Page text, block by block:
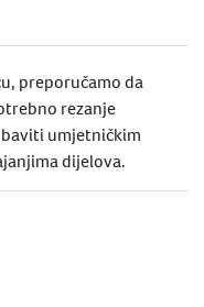
preporučamo da
rezanje
umjetničkim
dijelova.